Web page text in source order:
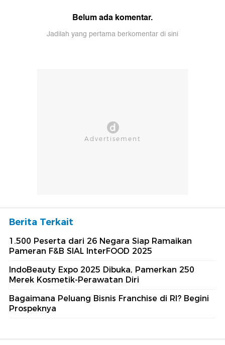
Belum ada komentar.
Jadilah yang pertama berkomentar di sini
Berita Terkait
1.500 Peserta dari 26 Negara Siap Ramaikan
Pameran F&B SIAL InterFOOD 2025
IndoBeauty Expo 2025 Dibuka, Pamerkan 250
Merek Kosmetik-Perawatan Diri
Bagaimana Peluang Bisnis Franchise di RI? Begini
Prospeknya